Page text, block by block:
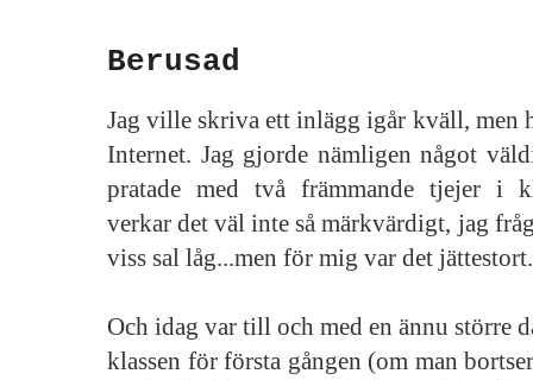
Berusad
Jag ville skriva ett inlägg igår kväll, men
Internet. Jag gjorde nämligen något
pratade med två främmande tjejer i
verkar det väl inte så märkvärdigt, jag
viss sal låg...men för mig var det jättestort.
Och idag var till och med en ännu större
klassen för första gången (om man